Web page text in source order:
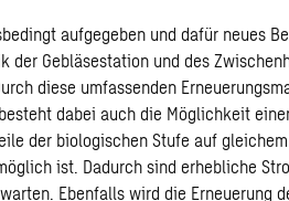
aufgegeben und dafür neues
der Gebläsestation und des
diese umfassenden
dabei auch die Möglichkeit
der biologischen Stufe auf
ist. Dadurch sind erhebliche
Ebenfalls wird die Erneuerung